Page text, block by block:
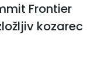
Frontier
kozarec